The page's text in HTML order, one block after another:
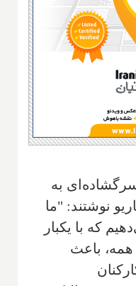
به
نوشتند: "ما
که با یکبار
همه، باعث